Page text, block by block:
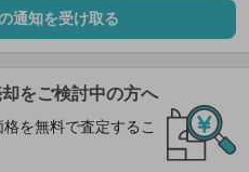
通知を受け取る
をご検討中の方へ
を無料で査定するこ